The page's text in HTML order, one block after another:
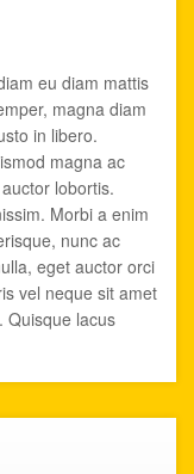
eu diam mattis
magna diam
in libero.
magna ac
lobortis.
Morbi a enim
nunc ac
eget auctor orci
vel neque sit amet
Quisque lacus